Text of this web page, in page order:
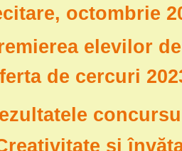
octombrie
elevilor
de cercuri
și